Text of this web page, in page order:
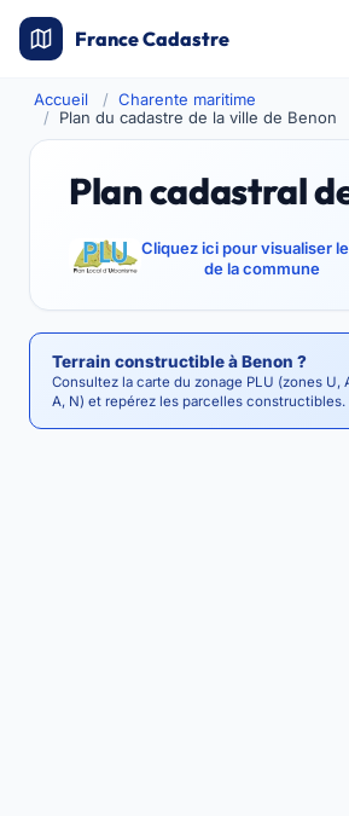
France Cadastre
Accueil
Charente maritime
Plan du cadastre de la ville de Benon
Plan cadastral
Cliquez ici pour visualiser le
de la commune
Terrain constructible à Benon ?
Consultez la carte du zonage PLU (zones U,
A, N) et repérez les parcelles constructibles.